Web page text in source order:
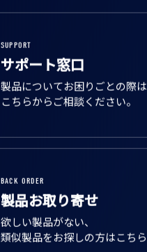
サポート窓口
製品についてお困りごとの際は
こちらからご相談ください。
製品お取り寄せ
欲しい製品がない、
類似製品をお探しの方はこちら